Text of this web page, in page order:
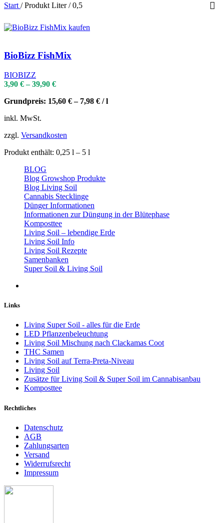
Start / Produkt Liter/ 0,5
BioBizz FishMix
BIOBIZZ
3,90 €–39,90 €
Grundpreis: 15,60 €– 7,98 € /l
inkl. MwSt.
zzgl. Versandkosten
Produkt enthält: 0,25 l – 5 l
BLOG
Blog Growshop Produkte
Blog Living Soil
Cannabis Stecklinge
Dünger Informationen
Informationen zur Düngung in der Blütephase
Komposttee
Living Soil – lebendige Erde
Living Soil Info
Living Soil Rezepte
Samenbanken
Super Soil & Living Soil
Links
Living Super Soil - alles für die Erde
LED Pflanzenbeleuchtung
Living Soil Mischung nach Clackamas Coot
THC Samen
Living Soil auf Terra-Preta-Niveau
Living Soil
Zusätze für Living Soil & Super Soil im Cannabisanbau
Komposttee
Rechtliches
Datenschutz
AGB
Zahlungsarten
Versand
Widerrufsrecht
Impressum